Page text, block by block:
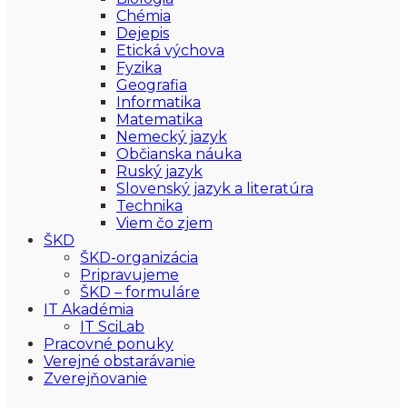
Chémia
Dejepis
Etická výchova
Fyzika
Geografia
Informatika
Matematika
Nemecký jazyk
Občianska náuka
Ruský jazyk
Slovenský jazyk a literatúra
Technika
Viem čo zjem
ŠKD
ŠKD-organizácia
Pripravujeme
ŠKD – formuláre
IT Akadémia
IT SciLab
Pracovné ponuky
Verejné obstarávanie
Zverejňovanie